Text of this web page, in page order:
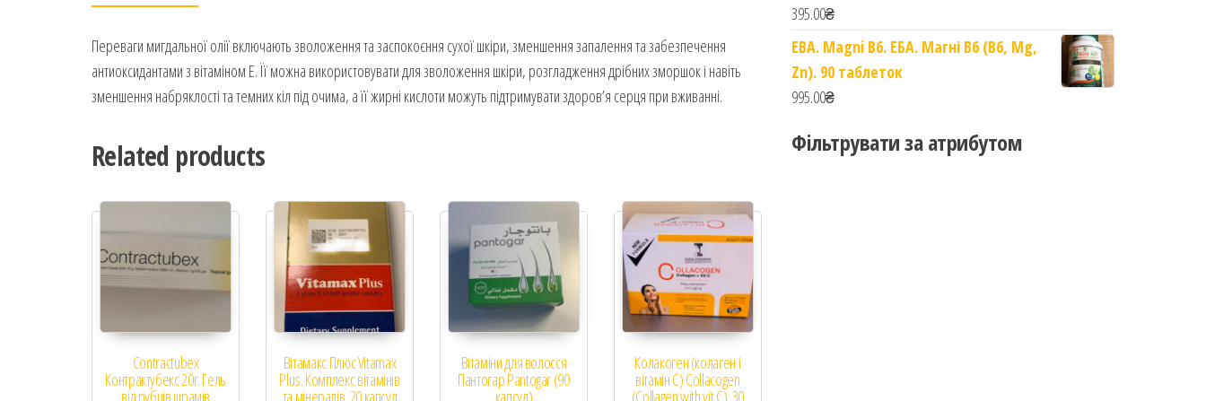
Переваги мигдальної олії включають зволоження та заспокоєння сухої шкіри, зменшення запалення та забезпечення
антиоксидантами з вітаміном Е. Її можна використовувати для зволоження шкіри, розгладження дрібних зморшок і навіть
зменшення набряклості та темних кіл під очима, а її жирні кислоти можуть підтримувати здоров’я серця при вживанні.
Related products
Contractubex
Контрактубекс 20г. Гель
Вітамакс Плюс Vitamax
Plus. Комплекс вітамінів
Вітаміни для волосся
Пантогар Pantogar (90
Колакоген (колаген і
вітамін С) Collacogen
395.00₴
EBA. Magni B6. ЕБА. Магні B6 (B6, Mg,
Zn). 90 таблеток
995.00₴
Фільтрувати за атрибутом